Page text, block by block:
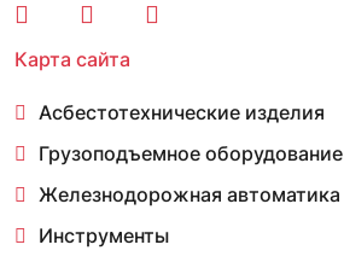
Карта сайта
Асбестотехнические изделия
Грузоподъемное оборудование
Железнодорожная автоматика
Инструменты